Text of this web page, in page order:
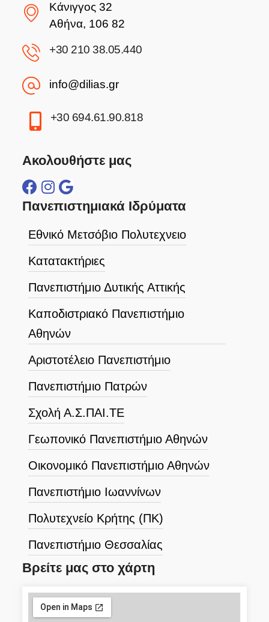
Κάνιγγος 32
Αθήνα, 106 82
+30 210 38.05.440
info@dilias.gr
+30 694.61.90.818
Ακολουθήστε μας
Πανεπιστημιακά Ιδρύματα
Εθνικό Μετσόβιο Πολυτεχνειο
Κατατακτήριες
Πανεπιστήμιο Δυτικής Αττικής
Καποδιστριακό Πανεπιστήμιο
Αθηνών
Αριστοτέλειο Πανεπιστήμιο
Πανεπιστήμιο Πατρών
Σχολή Α.Σ.ΠΑΙ.ΤΕ
Γεωπονικό Πανεπιστήμιο Αθηνών
Οικονομικό Πανεπιστήμιο Αθηνών
Πανεπιστήμιο Ιωαννίνων
Πολυτεχνείο Κρήτης (ΠΚ)
Πανεπιστήμιο Θεσσαλίας
Βρείτε μας στο χάρτη